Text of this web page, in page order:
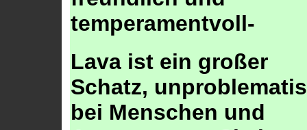
temperamentvoll-
Lava ist ein großer
Schatz,
bei Menschen und